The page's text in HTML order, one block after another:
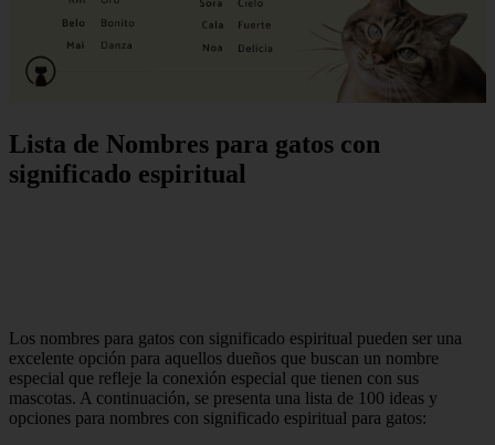
Lista de Nombres para gatos con
significado espiritual
Los nombres para gatos con significado espiritual pueden ser una
excelente opción para aquellos dueños que buscan un nombre
especial que refleje la conexión especial que tienen con sus
mascotas. A continuación, se presenta una lista de 100 ideas y
opciones para nombres con significado espiritual para gatos: